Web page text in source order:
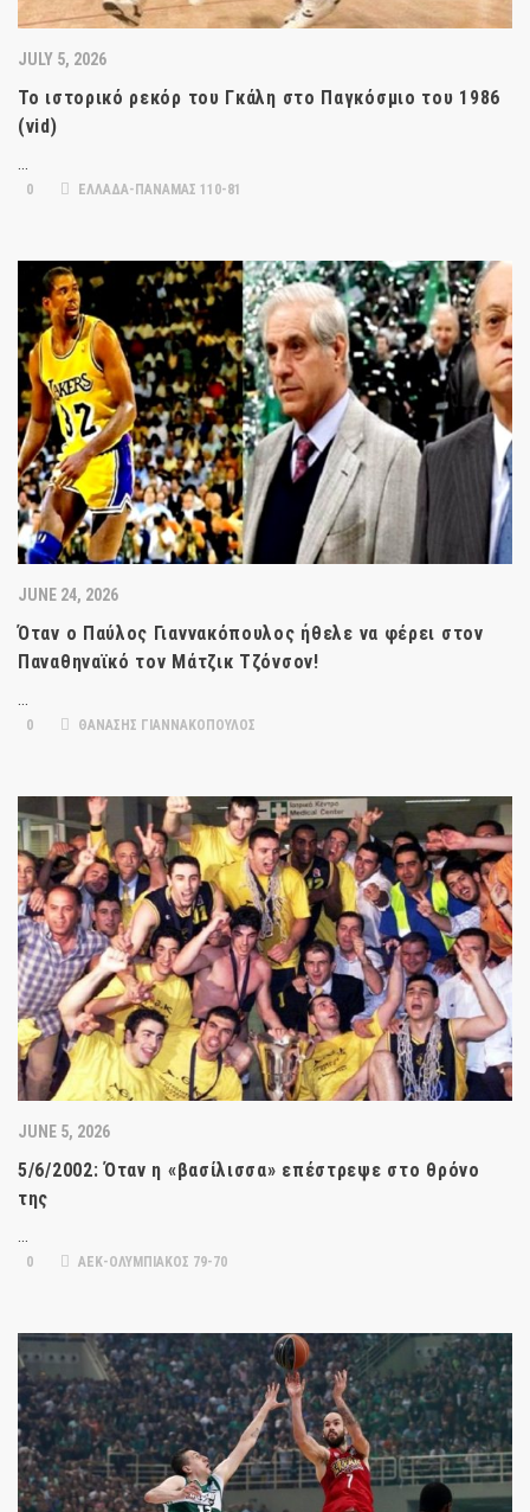
JULY 5, 2026
Το ιστορικό ρεκόρ του Γκάλη στο Παγκόσμιο του 1986
(vid)
0 ΕΛΛΑΔΑ-ΠΑΝΑΜΑΣ 110-81
JUNE 24, 2026
Όταν ο Παύλος Γιαννακόπουλος ήθελε να φέρει στον
Παναθηναϊκό τον Μάτζικ Τζόνσον!
…
0 ΘΑΝΑΣΗΣ ΓΙΑΝΝΑΚΟΠΟΥΛΟΣ
JUNE 5, 2026
5/6/2002: Όταν η «βασίλισσα» επέστρεψε στο θρόνο
της
…
0 ΑΕΚ-ΟΛΥΜΠΙΑΚΟΣ 79-70